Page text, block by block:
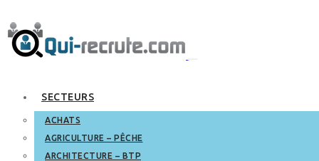
SECTEURS
ACHATS
AGRICULTURE – PÊCHE
ARCHITECTURE – BTP